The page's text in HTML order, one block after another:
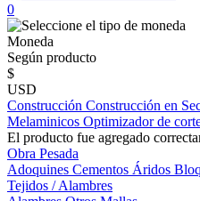
0
Moneda
Según producto
$
USD
Construcción Construcción en
Melaminicos Optimizador de
El producto fue agregado
Obra Pesada
Adoquines Cementos Áridos
Tejidos / Alambres